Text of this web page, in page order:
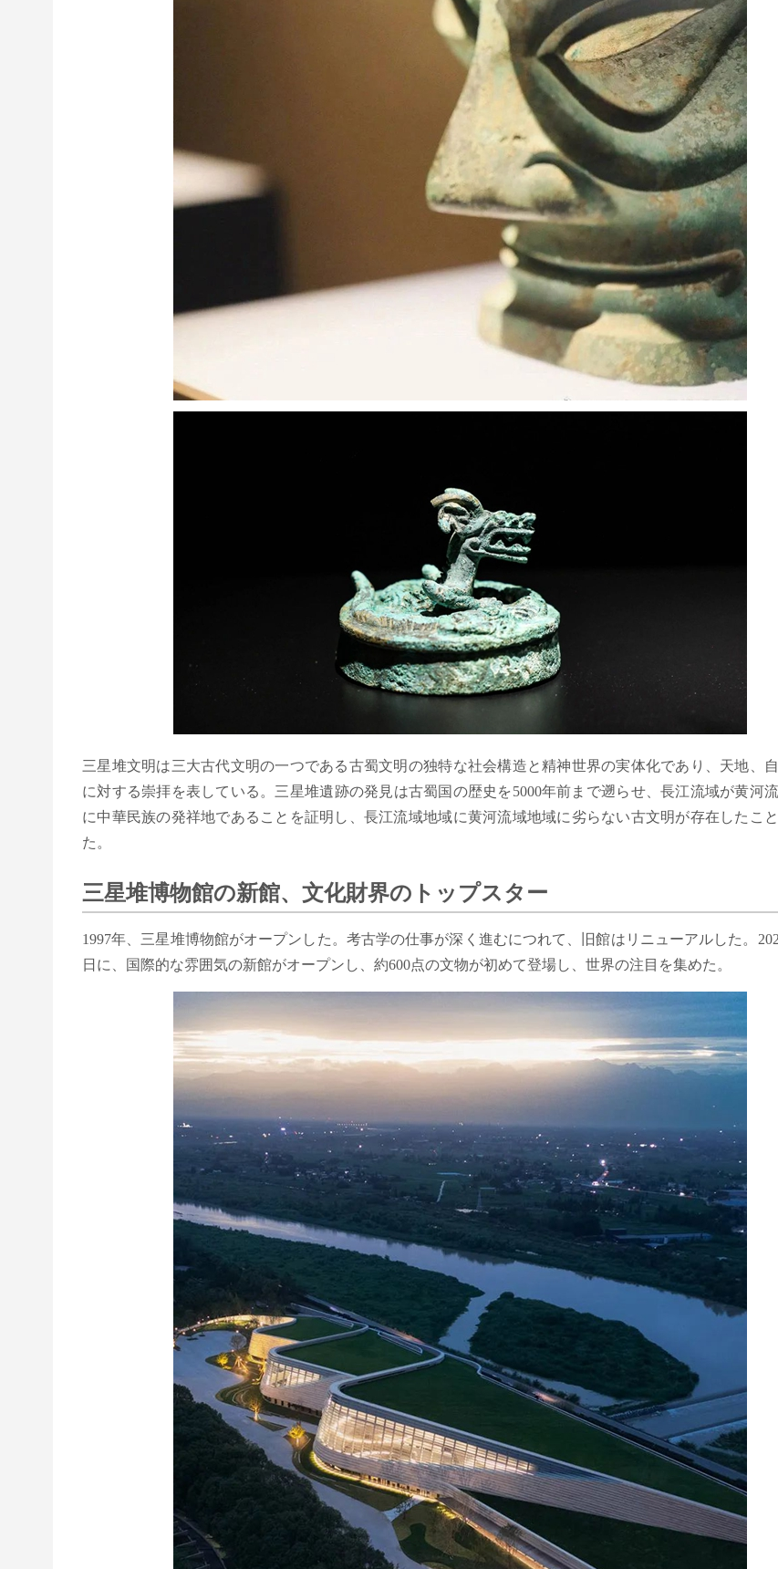
三星堆文明は三大古代文明の一つである古蜀文明の独特な社会構造と精神世界の実体化であり、天地、
に対する崇拝を表している。三星堆遺跡の発見は古蜀国の歴史を5000年前まで遡らせ、長江流域が黄河
に中華民族の発祥地であることを証明し、長江流域地域に黄河流域地域に劣らない古文明が存在したこ
た。
三星堆博物館の新館、文化財界のトップスター
1997年、三星堆博物館がオープンした。考古学の仕事が深く進むにつれて、旧館はリニューアルした。
日に、国際的な雰囲気の新館がオープンし、約600点の文物が初めて登場し、世界の注目を集めた。